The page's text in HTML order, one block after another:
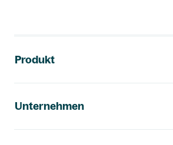
Produkt
Unternehmen